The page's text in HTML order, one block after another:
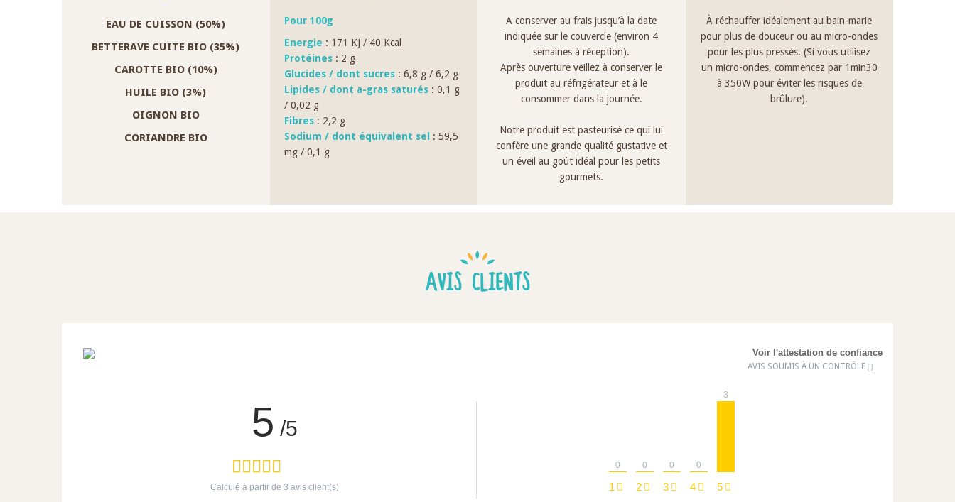
EAU DE CUISSON (50%)
BETTERAVE CUITE BIO (35%)
CAROTTE BIO (10%)
HUILE BIO (3%)
OIGNON BIO
CORIANDRE BIO
Pour 100g
Energie : 171 KJ / 40 Kcal
Protéines: 2 g
Glucides / dont sucres: 6,8 g / 6,2 g
Lipides / dont a-gras saturés: 0,1 g
/ 0,02 g
Fibres: 2,2 g
Sodium / dont équivalent sel
: 59,5
mg / 0,1 g
A conserver au frais jusqu’à la date
indiquée sur le couvercle (environ 4
semaines à réception).
Après ouverture veillez à conserver le
produit au réfrigérateur et à le
consommer dans la journée.
Notre produit est pasteurisé ce qui lui
confère une grande qualité gustative et
un éveil au goût idéal pour les petits
gourmets.
À réchauffer idéalement au bain-marie
pour plus de douceur ou au micro-ondes
pour les plus pressés. (Si vous utilisez
un micro-ondes, commencez par 1min30
à 350W pour éviter les risques de
brûlure).
AVIS CLIENTS
Voir l'attestation de confiance
AVIS SOUMIS À UN CONTRÔLE
5 /5
Calculé à partir de 3 avis client(s) 1
0
2
0
3
0
4
0
5
3